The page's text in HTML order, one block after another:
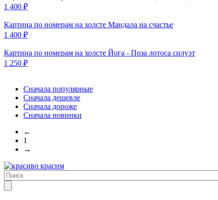
1 400 ₽
Картина по номерам на холсте Мандала на счастье
1 400 ₽
Картина по номерам на холсте Йога - Поза лотоса силуэт
1 250 ₽
Сначала популярные
Сначала дешевле
Сначала дороже
Сначала новинки
←
1
→